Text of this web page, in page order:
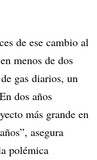
de ese cambio al
menos de dos
gas diarios, un
dos años
más grande en
asegura
polémica